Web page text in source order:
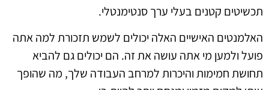
תכשיטים קטנים בעלי ערך סנטימנטלי.
האלמנטים האישיים האלה יכולים לשמש תזכורת למה אתה
פועל ולמען מי אתה עושה את זה. הם יכולים גם להביא
תחושת חמימות והיכרות למרחב העבודה שלך, מה שהופך